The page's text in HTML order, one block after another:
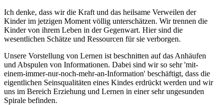
Ich denke, dass wir die Kraft und das heilsame Verweilen der
Kinder im jetzigen Moment völlig unterschätzen. Wir trennen die
Kinder von ihrem Leben in der Gegenwart. Hier sind die
wesentlichen Schätze und Ressourcen für sie verborgen.
Unsere Vorstellung von Lernen ist beschnitten auf das Anhäufen
und Abspulen von Informationen. Dabei sind wir so sehr 'mit-
einem-immer-nur-noch-mehr-an-Information' beschäftigt, dass die
eigentlichen Seinsqualitäten eines Kindes erdrückt werden und wir
uns im Bereich Erziehung und Lernen in einer sehr ungesunden
Spirale befinden.